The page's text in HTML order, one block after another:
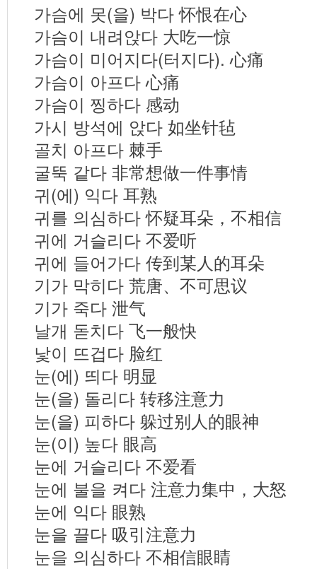
가슴에 못(을) 박다 怀恨在心
가슴이 내려앉다 大吃一惊
가슴이 미어지다(터지다). 心痛
가슴이 아프다 心痛
가슴이 찡하다 感动
가시 방석에 앉다 如坐针毡
골치 아프다 棘手
굴뚝 같다 非常想做一件事情
귀(에) 익다 耳熟
귀를 의심하다 怀疑耳朵，不相信
귀에 거슬리다 不爱听
귀에 들어가다 传到某人的耳朵
기가 막히다 荒唐、不可思议
기가 죽다 泄气
날개 돋치다 飞一般快
낯이 뜨겁다 脸红
눈(에) 띄다 明显
눈(을) 돌리다 转移注意力
눈(을) 피하다 躲过别人的眼神
눈(이) 높다 眼高
눈에 거슬리다 不爱看
눈에 불을 켜다 注意力集中，大怒
눈에 익다 眼熟
눈을 끌다 吸引注意力
눈을 의심하다 不相信眼睛